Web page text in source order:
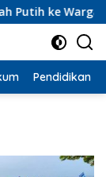
ke Warga
Pendidikan